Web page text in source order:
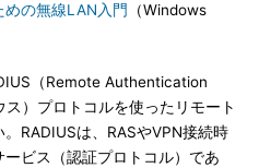
の無線LAN入門
（Windows
（Remote Authentication
）プロトコルを使ったリモート
RADIUSは、RASやVPN接続時
ビス（認証プロトコル）であ